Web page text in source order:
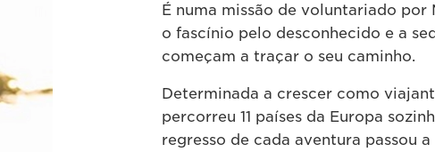
É numa missão de voluntariado por
o fascínio pelo desconhecido e a
começam a traçar o seu caminho.
Determinada a crescer como
percorreu 11 países da Europa
regresso de cada aventura passou a